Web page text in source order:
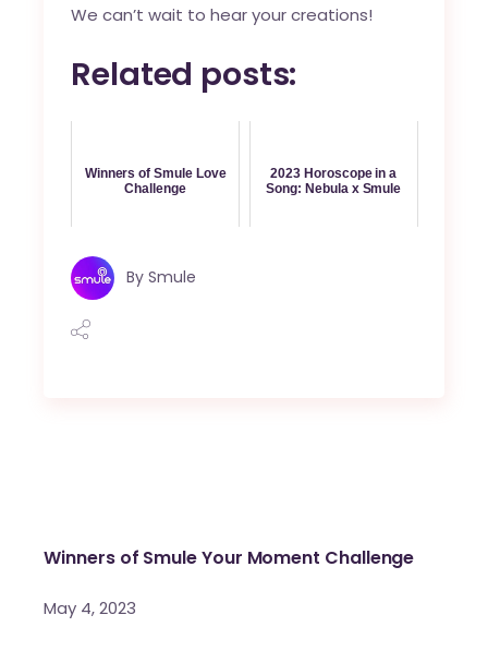
We can’t wait to hear your creations!
Related posts:
Winners of Smule Love
Challenge
2023 Horoscope in a
Song: Nebula x Smule
By Smule
Winners of Smule Your Moment Challenge
May 4, 2023